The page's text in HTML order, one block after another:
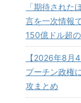
「期待された
言を一次情報
150億ドル超
【2026年8月
プーチン政権
攻まとめ